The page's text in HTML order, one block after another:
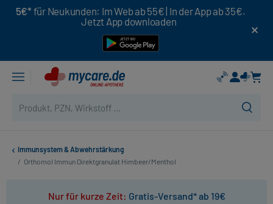
5€* für Neukunden: Im Web ab 55€ | In der App ab 35€.
Jetzt App downloaden
Immunsystem & Abwehrstärkung
/ Orthomol Immun Direktgranulat Himbeer/Menthol
Nur für kurze Zeit: Gratis-Versand* ab 19€